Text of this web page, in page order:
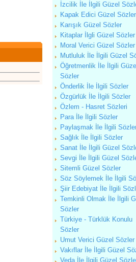
İzcilik İle İlgili Güzel
Kapak Edici Güzel Sözler
Karışık Güzel Sözler
Kitaplar İlgli Güzel Sözler
Moral Verici Güzel Sözler
Mutluluk İle İlgili Güzel
Öğretmenlik İle İlgili Güzel
Sözler
Önderlik İle İlgili Sözler
Özgürlük İle İlgili Sözler
Özlem - Hasret Sözleri
Para İle İlgili Sözler
Paylaşmak İle İlgili
Sağlık İle İlgili Sözler
Sanat İle İlgili Güzel
Sevgi İle İlgili Güzel
Sitemli Güzel Sözler
Söz Söylemek İle İlgili
Şiir Edebiyat İle İlgili
Temkinli Olmak İle İlgili
Sözler
Türkiye - Türklük Konulu
Sözler
Umut Verici Güzel Sözler
Vakıflar İle İlgili Güzel
Veda İle İlgili Güzel